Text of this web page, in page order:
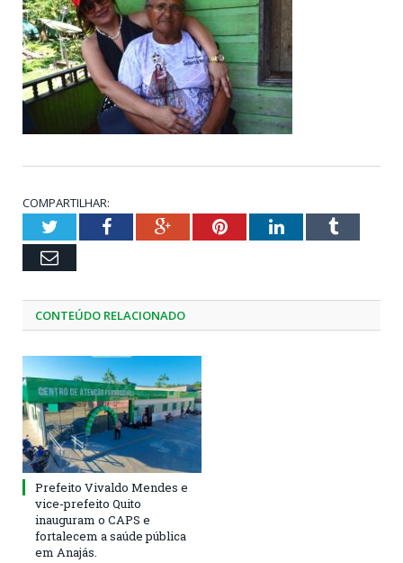
COMPARTILHAR:
TwitterFacebookGoogle+PinterestLinkedInTumblr
Email
CONTEÚDO RELACIONADO
Prefeito Vivaldo Mendes e
vice-prefeito Quito
inauguram o CAPS e
fortalecem a saúde pública
em Anajás.